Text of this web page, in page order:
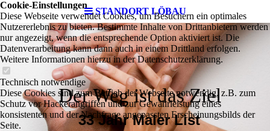
STANDORT LÖBAU
Der Weg ist das Ziel
33 Jahr Maler List
Cookie-Einstellungen
Diese Webseite verwendet Cookies, um Besuchern ein optimales
Nutzererlebnis zu bieten. Bestimmte Inhalte von Drittanbietern werden
nur angezeigt, wenn die entsprechende Option aktiviert ist. Die
Datenverarbeitung kann dann auch in einem Drittland erfolgen.
Weitere Informationen hierzu in der Datenschutzerklärung.
Technisch notwendige
Diese Cookies sind zum Betrieb der Webseite notwendig, z.B. zum
Schutz vor Hackerangriffen und zur Gewährleistung eines
konsistenten und der Nachfrage angepassten Erscheinungsbilds der
Seite.